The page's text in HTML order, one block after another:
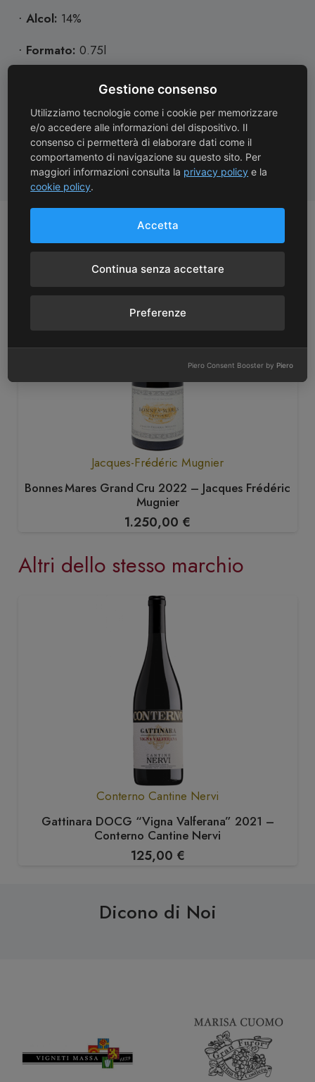
· Alcol: 14%
· Formato: 0.75l
Solfiti
Abbinamenti:A tavola si sposa perfettamente con
salumi e formaggi freschi o semi-stagionati, oltre che
con ricette di mare a base di pesce, molluschi e
crostacei.
Potrebbe anche piacerti
Jacques-Frédéric Mugnier
Bonnes Mares Grand Cru 2022 – Jacques Frédéric
Mugnier
1.250,00 €
Altri dello stesso marchio
Conterno Cantine Nervi
Gattinara DOCG “Vigna Valferana” 2021 –
Conterno Cantine Nervi
125,00 €
Dicono di Noi
Gestione consenso
Utilizziamo tecnologie come i cookie per memorizzare
e/o accedere alle informazioni del dispositivo. Il
consenso ci permetterà di elaborare dati come il
comportamento di navigazione su questo sito. Per
maggiori informazioni consulta la privacy policy e la
cookie policy.
Accetta
Continua senza accettare
Preferenze
Piero Consent Booster by Piero